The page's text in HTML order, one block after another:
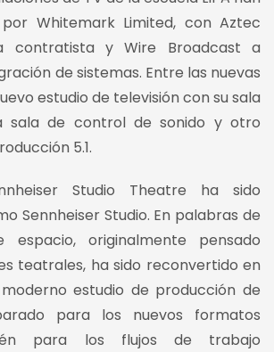
Whitemark Limited, con Aztec
contratista y Wire Broadcast a
de sistemas. Entre las nuevas
estudio de televisión con su sala
sala de control de sonido y otro
5.1.
Studio Theatre ha sido
Sennheiser Studio. En palabras de
espacio, originalmente pensado
teatrales, ha sido reconvertido en
estudio de producción de
para los nuevos formatos
para los flujos de trabajo